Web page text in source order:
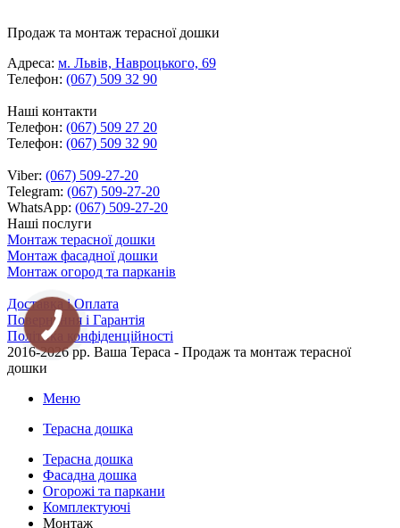
Продаж та монтаж терасної дошки
Адреса: м. Львів, Навроцького, 69
Телефон: (067) 509 32 90
Наші контакти
Телефон: (067) 509 27 20
Телефон: (067) 509 32 90
Viber: (067) 509-27-20
Telegram: (067) 509-27-20
WhatsApp: (067) 509-27-20
Наші послуги
Монтаж терасної дошки
Монтаж фасадної дошки
Монтаж огород та парканів
Доставка і Оплата
Повернення і Гарантія
Політика конфіденційності
2016-2026 рр. Ваша Тераса - Продаж та монтаж терасної
дошки
Меню
Терасна дошка
Терасна дошка
Фасадна дошка
Огорожі та паркани
Комплектуючі
Монтаж